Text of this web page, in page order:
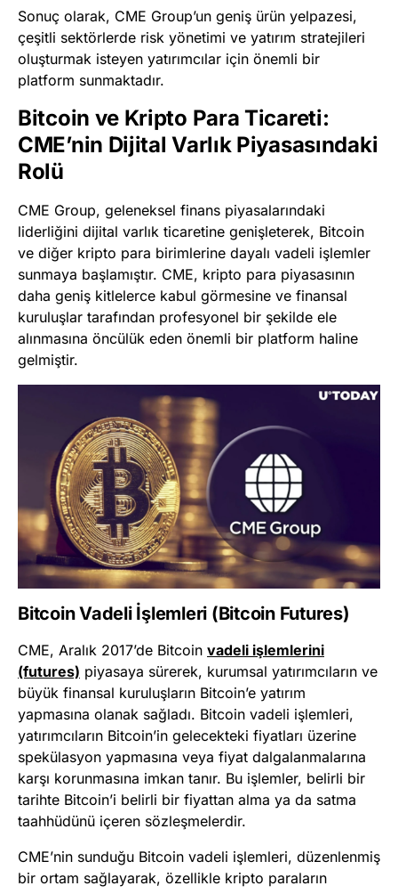
Sonuç olarak, CME Group’un geniş ürün yelpazesi,
çeşitli sektörlerde risk yönetimi ve yatırım stratejileri
oluşturmak isteyen yatırımcılar için önemli bir
platform sunmaktadır.
Bitcoin ve Kripto Para Ticareti:
CME’nin Dijital Varlık Piyasasındaki
Rolü
CME Group, geleneksel finans piyasalarındaki
liderliğini dijital varlık ticaretine genişleterek, Bitcoin
ve diğer kripto para birimlerine dayalı vadeli işlemler
sunmaya başlamıştır. CME, kripto para piyasasının
daha geniş kitlelerce kabul görmesine ve finansal
kuruluşlar tarafından profesyonel bir şekilde ele
alınmasına öncülük eden önemli bir platform haline
gelmiştir.
Bitcoin Vadeli İşlemleri (Bitcoin Futures)
CME, Aralık 2017’de Bitcoin vadeli işlemlerini
(futures) piyasaya sürerek, kurumsal yatırımcıların ve
büyük finansal kuruluşların Bitcoin’e yatırım
yapmasına olanak sağladı. Bitcoin vadeli işlemleri,
yatırımcıların Bitcoin’in gelecekteki fiyatları üzerine
spekülasyon yapmasına veya fiyat dalgalanmalarına
karşı korunmasına imkan tanır. Bu işlemler, belirli bir
tarihte Bitcoin’i belirli bir fiyattan alma ya da satma
taahhüdünü içeren sözleşmelerdir.
CME’nin sunduğu Bitcoin vadeli işlemleri, düzenlenmiş
bir ortam sağlayarak, özellikle kripto paraların